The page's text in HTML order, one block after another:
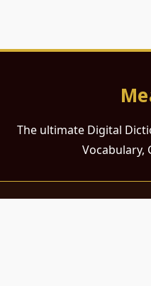
The ultimate Digital
Vocabulary,